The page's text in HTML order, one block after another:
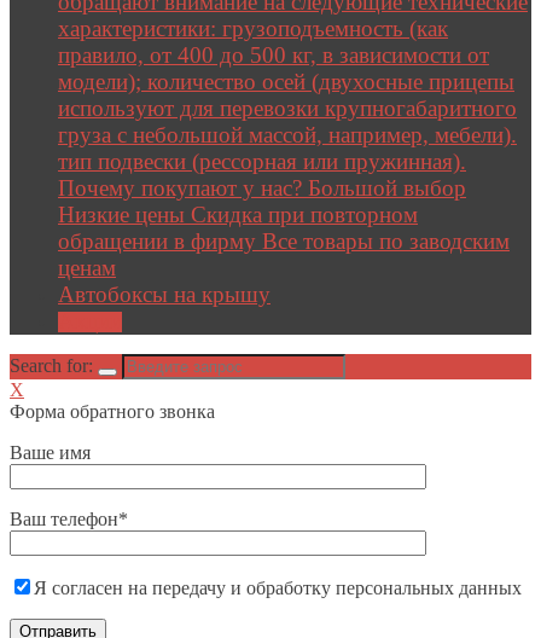
характеристики: грузоподъемность (как
правило, от 400 до 500 кг, в зависимости от
модели); количество осей (двухосные прицепы
используют для перевозки крупногабаритного
груза с небольшой массой, например, мебели).
тип подвески (рессорная или пружинная).
Почему покупают у нас? Большой выбор
Низкие цены Скидка при повторном
обращении в фирму Все товары по заводским
ценам
Автобоксы на крышу
Search for:
X
Форма обратного звонка
Ваше имя
Ваш телефон*
Я согласен на передачу и обработку персональных данных